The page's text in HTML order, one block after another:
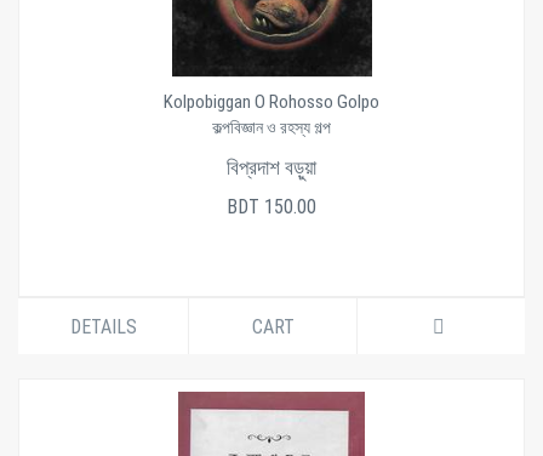
Kolpobiggan O Rohosso Golpo
কল্পবিজ্ঞান ও রহস্য গল্প
বিপ্রদাশ বড়ুয়া
BDT 150.00
DETAILS CART